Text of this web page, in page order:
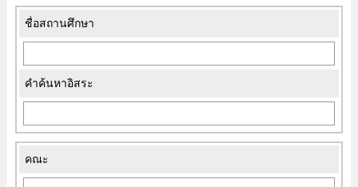
อย่างดี
ชื่อสถานศึกษา
คำค้นหาอิสระ
คณะ